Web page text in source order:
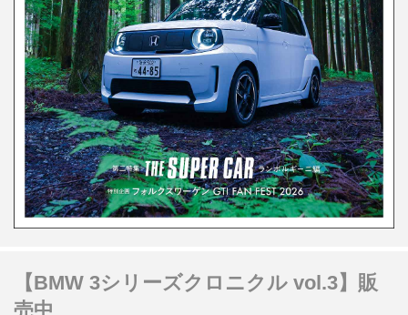
【BMW 3シリーズクロニクル vol.3】販
売中